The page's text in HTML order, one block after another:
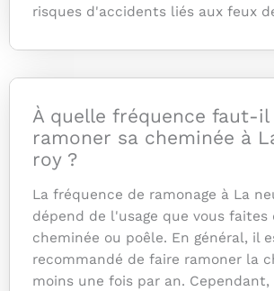
risques d'accidents liés aux feux
À quelle fréquence faut-il
ramoner sa cheminée à
roy ?
La fréquence de ramonage à La
dépend de l'usage que vous faites
cheminée ou poêle. En général, il
recommandé de faire ramoner la
moins une fois par an.